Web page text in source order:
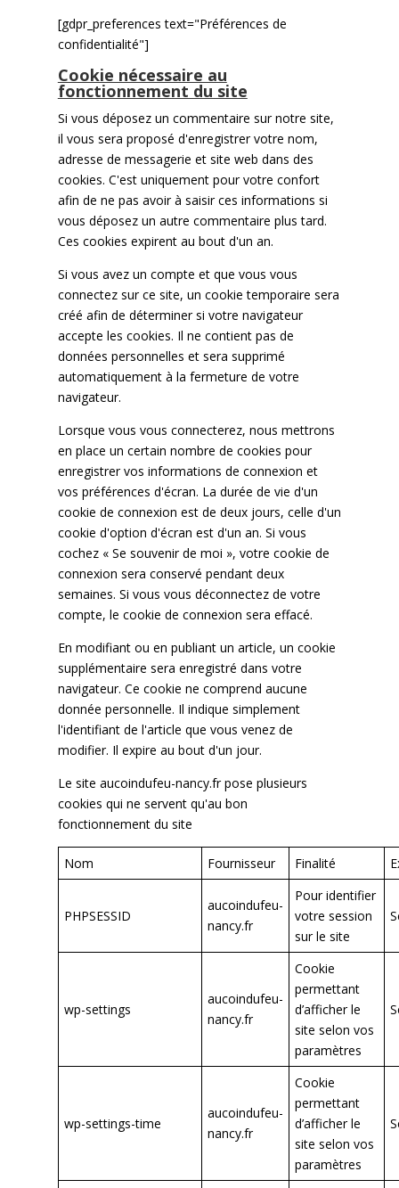
[gdpr_preferences text="Préférences de
confidentialité"]
Cookie nécessaire au
fonctionnement du site
Si vous déposez un commentaire sur notre site,
il vous sera proposé d'enregistrer votre nom,
adresse de messagerie et site web dans des
cookies. C'est uniquement pour votre confort
afin de ne pas avoir à saisir ces informations si
vous déposez un autre commentaire plus tard.
Ces cookies expirent au bout d'un an.
Si vous avez un compte et que vous vous
connectez sur ce site, un cookie temporaire sera
créé afin de déterminer si votre navigateur
accepte les cookies. Il ne contient pas de
données personnelles et sera supprimé
automatiquement à la fermeture de votre
navigateur.
Lorsque vous vous connecterez, nous mettrons
en place un certain nombre de cookies pour
enregistrer vos informations de connexion et
vos préférences d'écran. La durée de vie d'un
cookie de connexion est de deux jours, celle d'un
cookie d'option d'écran est d'un an. Si vous
cochez « Se souvenir de moi », votre cookie de
connexion sera conservé pendant deux
semaines. Si vous vous déconnectez de votre
compte, le cookie de connexion sera effacé.
En modifiant ou en publiant un article, un cookie
supplémentaire sera enregistré dans votre
navigateur. Ce cookie ne comprend aucune
donnée personnelle. Il indique simplement
l'identifiant de l'article que vous venez de
modifier. Il expire au bout d'un jour.
Le site aucoindufeu-nancy.fr pose plusieurs
cookies qui ne servent qu'au bon
fonctionnement du site
Nom Fournisseur Finalité
PHPSESSID
aucoindufeu-
nancy.fr
Pour identifier
votre session
sur le site
wp-settings
aucoindufeu-
nancy.fr
Cookie
permettant
d’afficher le
site selon vos
paramètres
wp-settings-time
aucoindufeu-
nancy.fr
Cookie
permettant
d’afficher le
site selon vos
paramètres